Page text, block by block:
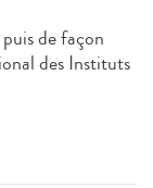
de façon
des Instituts